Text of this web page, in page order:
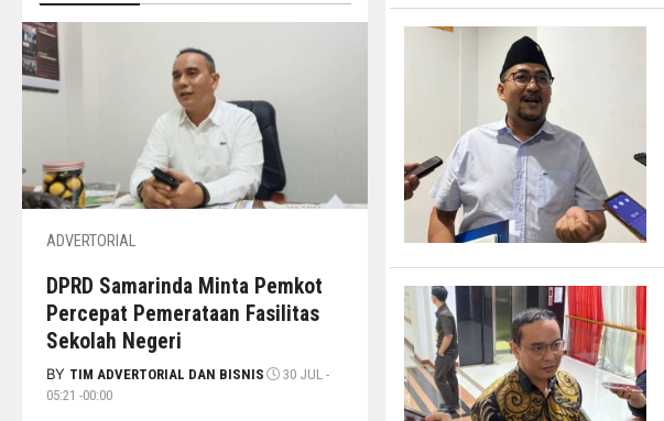
ADVERTORIAL
DPRD Samarinda Minta Pemkot
Percepat Pemerataan Fasilitas
Sekolah Negeri
BY TIM ADVERTORIAL DAN BISNIS
30 JUL -
05:21 -00:00